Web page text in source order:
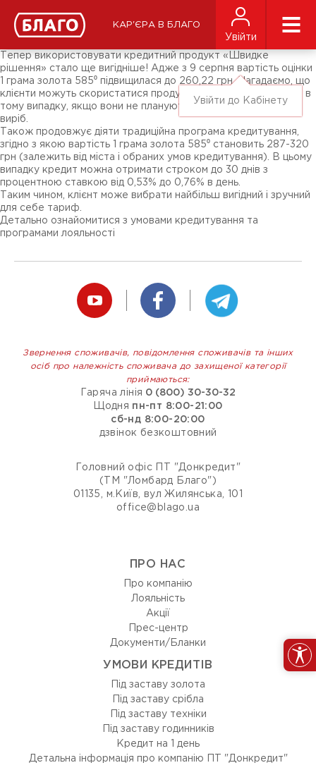
КАР'ЄРА В БЛАГО
Увійти
Увійти до Кабінету
ЗМІ про нас
Підписники соц-мереж
Ярмарки
Тепер використовувати кредитний продукт «Швидке
рішення» стало ще вигідніше! Адже з 9 серпня вартість оцінки
1 грама золота 585⁰ підвищилася до 260,22 грн. Нагадаємо, що
клієнти можуть скористатися продуктом «Швидке рішення» в
тому випадку, якщо вони не планують надалі викуповувати
виріб.
Також продовжує діяти традиційна програма кредитування,
згідно з якою вартість 1 грама золота 585⁰ становить 287-320
грн (залежить від міста і обраних умов кредитування). В цьому
випадку кредит можна отримати строком до 30 днів з
процентною ставкою від 0,53% до 0,76% в день.
Таким чином, клієнт може вибрати найбільш вигідний і зручний
для себе тариф.
Детально ознайомитися з умовами кредитування та
програмами лояльності
Звернення споживачів, повідомлення споживачів та інших
осіб про належність споживача до захищеної категорії
приймаються:
Гаряча лінія 0 (800) 30-30-32
Щодня пн-пт 8:00-21:00
сб-нд 8:00-20:00
дзвінок безкоштовний
Головний офіс ПТ "Донкредит"
(ТМ "Ломбард Благо")
01135, м.Київ, вул Жилянська, 101
office@blago.ua
ПРО НАС
Про компанію
Лояльність
Акції
Прес-центр
Документи/Бланки
УМОВИ КРЕДИТІВ
Під заставу золота
Під заставу срібла
Під заставу техніки
Під заставу годинників
Кредит на 1 день
Детальна інформація про компанію ПТ "Донкредит"